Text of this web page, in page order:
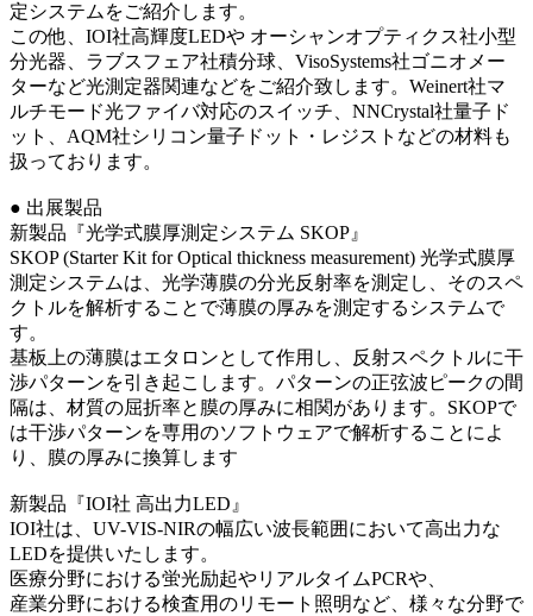
定システムをご紹介します。
この他、IOI社高輝度LEDや オーシャンオプティクス社小型
分光器、ラブスフェア社積分球、VisoSystems社ゴニオメー
ターなど光測定器関連などをご紹介致します。Weinert社マ
ルチモード光ファイバ対応のスイッチ、NNCrystal社量子ド
ット、AQM社シリコン量子ドット・レジストなどの材料も
扱っております。
● 出展製品
新製品『光学式膜厚測定システム SKOP』
SKOP (Starter Kit for Optical thickness measurement) 光学式膜厚
測定システムは、光学薄膜の分光反射率を測定し、そのスペ
クトルを解析することで薄膜の厚みを測定するシステムで
す。
基板上の薄膜はエタロンとして作用し、反射スペクトルに干
渉パターンを引き起こします。パターンの正弦波ピークの間
隔は、材質の屈折率と膜の厚みに相関があります。SKOPで
は干渉パターンを専用のソフトウェアで解析することによ
り、膜の厚みに換算します
新製品『IOI社 高出力LED』
IOI社は、UV-VIS-NIRの幅広い波長範囲において高出力な
LEDを提供いたします。
医療分野における蛍光励起やリアルタイムPCRや、
産業分野における検査用のリモート照明など、様々な分野で